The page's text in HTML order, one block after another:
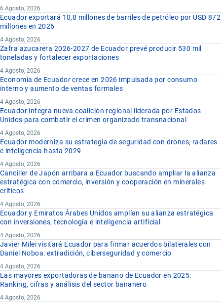
6 Agosto, 2026
Ecuador exportará 10,8 millones de barriles de petróleo por USD 872
millones en 2026
4 Agosto, 2026
Zafra azucarera 2026-2027 de Ecuador prevé producir 530 mil
toneladas y fortalecer exportaciones
4 Agosto, 2026
Economía de Ecuador crece en 2026 impulsada por consumo
interno y aumento de ventas formales
4 Agosto, 2026
Ecuador integra nueva coalición regional liderada por Estados
Unidos para combatir el crimen organizado transnacional
4 Agosto, 2026
Ecuador moderniza su estrategia de seguridad con drones, radares
e inteligencia hasta 2029
4 Agosto, 2026
Canciller de Japón arribara a Ecuador buscando ampliar la alianza
estratégica con comercio, inversión y cooperación en minerales
críticos
4 Agosto, 2026
Ecuador y Emiratos Árabes Unidos amplían su alianza estratégica
con inversiones, tecnología e inteligencia artificial
4 Agosto, 2026
Javier Milei visitará Ecuador para firmar acuerdos bilaterales con
Daniel Noboa: extradición, ciberseguridad y comercio
4 Agosto, 2026
Las mayores exportadoras de banano de Ecuador en 2025:
Ranking, cifras y análisis del sector bananero
4 Agosto, 2026